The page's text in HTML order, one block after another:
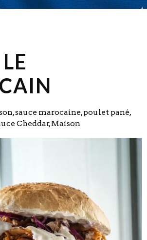
sauce marocaine, poulet pané,
Cheddar, Maison